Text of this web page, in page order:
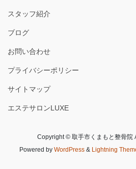
スタッフ紹介
ブログ
お問い合わせ
プライバシーポリシー
サイトマップ
エステサロンLUXE
Copyright © 取手市くまもと整骨院
Powered by WordPress& Lightning